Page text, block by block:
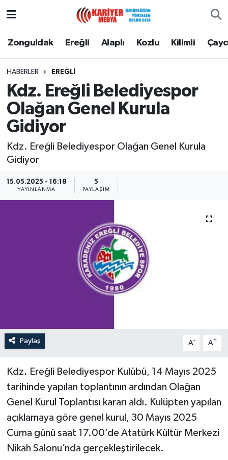
Zonguldak Ereğli Alaplı Kozlu Kilimli
HABERLER EREĞLI
Kdz. Ereğli Belediyespor
Olağan Genel Kurula
Gidiyor
Kdz. Ereğli Belediyespor Olağan Genel Kurula
Gidiyor
15.05.2025 - 16:18
YAYINLANMA
5
PAYLAŞIM
Paylaş A- A+
Kdz. Ereğli Belediyespor Kulübü, 14 Mayıs 2025
tarihinde yapılan toplantının ardından Olağan
Genel Kurul Toplantısı kararı aldı. Kulüpten yapılan
açıklamaya göre genel kurul, 30 Mayıs 2025
Cuma günü saat 17.00’de Atatürk Kültür Merkezi
Nikah Salonu’nda gerçekleştirilecek.
Zonguldak
Alaplı
Kozlu
Kilimli
Zonguldak Nöbetçi Eczaneler
Zonguldak Namaz Vakitleri
Zonguldak Trafik Yoğunluk Haritası
Puan Durumu ve Fikstür
Son Dakika Haberleri